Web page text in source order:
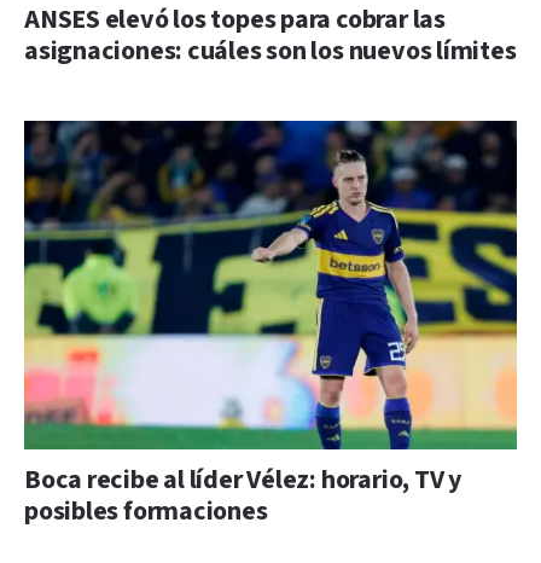
ANSES elevó los topes para cobrar las
asignaciones: cuáles son los nuevos límites
Boca recibe al líder Vélez: horario, TV y
posibles formaciones